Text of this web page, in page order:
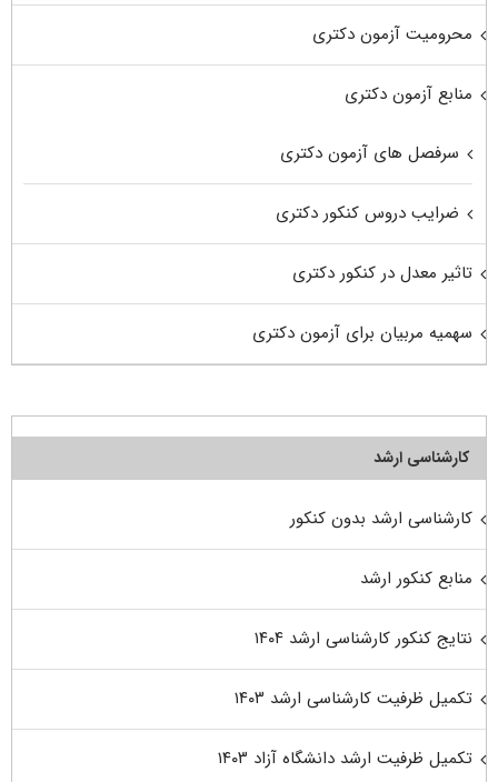
محرومیت آزمون دکتری
منابع آزمون دکتری
سرفصل های آزمون دکتری
ضرایب دروس کنکور دکتری
تاثیر معدل در کنکور دکتری
سهمیه مربیان برای آزمون دکتری
کارشناسی ارشد
کارشناسی ارشد بدون کنکور
منابع کنکور ارشد
نتایج کنکور کارشناسی ارشد ۱۴۰۴
تکمیل ظرفیت کارشناسی ارشد ۱۴۰۳
تکمیل ظرفیت ارشد دانشگاه آزاد ۱۴۰۳